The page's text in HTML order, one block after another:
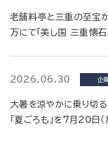
老舗料亭と三重の至宝
万にて「美し国 三重懐石
2026.06.30 企
大暑を涼やかに乗り切
「夏ごろも」を7月20日